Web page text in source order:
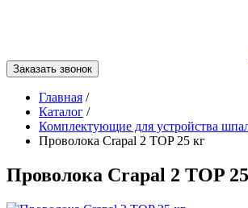
Заказать звонок
Главная /
Каталог /
Комплектующие для устройства
Проволока Crapal 2 TOP 25 кг
Проволока Crapal 2 TOP